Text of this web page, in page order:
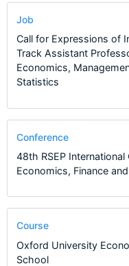
Job
Call for Expressions of
Track Assistant
Economics,
Statistics
Conference
48th RSEP International
Economics, Finance
Course
Oxford University
School